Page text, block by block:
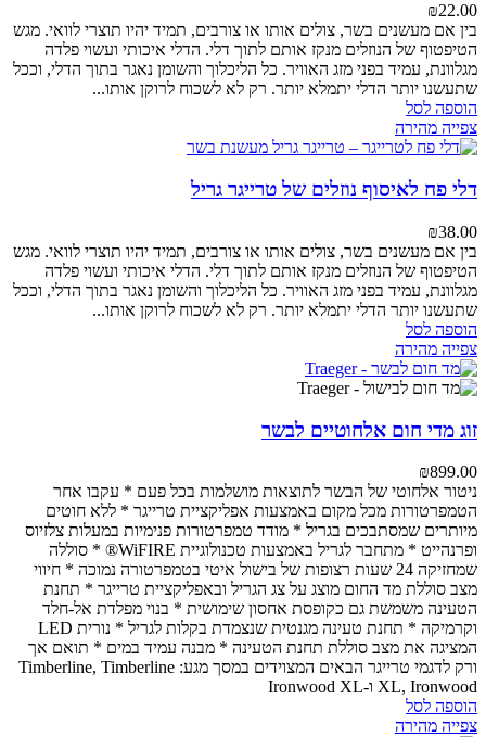
₪22.00
בין אם מעשנים בשר, צולים אותו או צורבים, תמיד יהיו תוצרי לוואי. מגש
הטיפטוף של הנוזלים מנקז אותם לתוך דלי. הדלי איכותי ועשוי פלדה
מגלוונת, עמיד בפני מזג האוויר. כל הליכלוך והשומן נאגר בתוך הדלי, וככל
שתעשנו יותר הדלי יתמלא יותר. רק לא לשכוח לרוקן אותו...
הוספה לסל
צפייה מהירה
דלי פח לאיסוף נוזלים של טרייגר גריל
₪38.00
בין אם מעשנים בשר, צולים אותו או צורבים, תמיד יהיו תוצרי לוואי. מגש
הטיפטוף של הנוזלים מנקז אותם לתוך דלי. הדלי איכותי ועשוי פלדה
מגלוונת, עמיד בפני מזג האוויר. כל הליכלוך והשומן נאגר בתוך הדלי, וככל
שתעשנו יותר הדלי יתמלא יותר. רק לא לשכוח לרוקן אותו...
הוספה לסל
צפייה מהירה
זוג מדי חום אלחוטיים לבשר
₪899.00
ניטור אלחוטי של הבשר לתוצאות מושלמות בכל פעם * עקבו אחר
הטמפרטורות מכל מקום באמצעות אפליקציית טרייגר * ללא חוטים
מיותרים שמסתבכים בגריל * מודד טמפרטורות פנימיות במעלות צלזיוס
ופרנהייט * מתחבר לגריל באמצעות טכנולוגיית WiFIRE®
* סוללה
שמחזיקה 24 שעות רצופות של בישול איטי בטמפרטורה נמוכה
* חיווי
מצב סוללת מד החום מוצג על צג הגריל ובאפליקציית טרייגר * תחנת
הטעינה משמשת גם כקופסת אחסון שימושית * בנוי מפלדת אל-חלד
וקרמיקה * תחנת טעינה מגנטית שנצמדת בקלות לגריל
* נורית LED
המציגה את מצב סוללת תחנת הטעינה * מבנה עמיד במים * תואם אך
ורק לדגמי טרייגר הבאים המצוידים במסך מגע: Timberline, Timberline
XL, Ironwood ו-Ironwood XL
הוספה לסל
צפייה מהירה